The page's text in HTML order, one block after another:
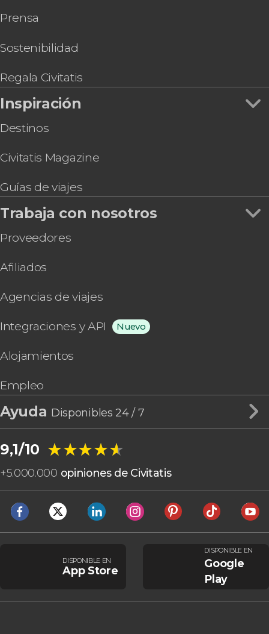
Galería Borghese
Autobús entre Civitavecchia y el aeropuerto de
Tour por las Catacumbas de la Vía Appia
Paseo en barco por Roma
Visita guiada por las catacumbas de San
Sebastián
Prensa
Sostenibilidad
Regala Civitatis
Inspiración
Destinos
Civitatis Magazine
Guías de viajes
Trabaja con nosotros
Proveedores
Afiliados
Agencias de viajes
Integraciones y API Nuevo
Alojamientos
Empleo
Ayuda Disponibles 24 / 7
9,1/10 ★★★★★
★★★★★
+5.000.000 opiniones de Civitatis
DISPONIBLE EN
App Store
DISPONIBLE EN
Google
Play